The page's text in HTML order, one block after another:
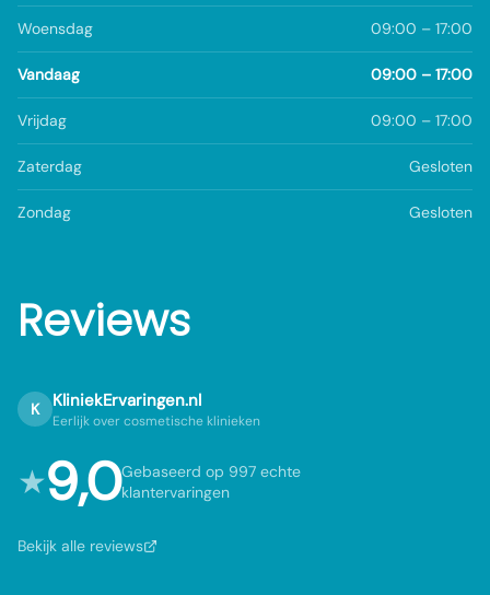
Woensdag 09:00 – 17:00
Vandaag 09:00 – 17:00
Vrijdag 09:00 – 17:00
Zaterdag Gesloten
Zondag Gesloten
Reviews
K KliniekErvaringen.nl
Eerlijk over cosmetische klinieken
★9,0Gebaseerd op 997 echte
klantervaringen
Bekijk alle reviews